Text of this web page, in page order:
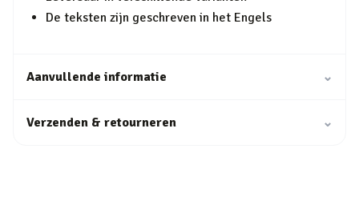
De teksten zijn geschreven in het Engels
Aanvullende informatie ⌄
Verzenden & retourneren ⌄